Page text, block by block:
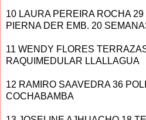
10 LAURA PEREIRA ROCHA
PIERNA DER EMB. 20
11 WENDY FLORES
RAQUIMEDULAR LLALLAGUA
12 RAMIRO SAAVEDRA 36
COCHABAMBA